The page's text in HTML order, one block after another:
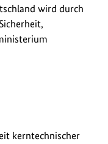
wird durch
kerntechnischer